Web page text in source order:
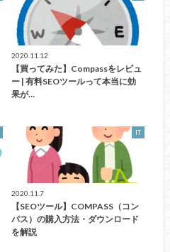
2020.11.12
【買ってみた】Compassをレビュ
ー | 有料SEOツールって本当に効
果が…
IT
2020.11.7
【SEOツール】COMPASS（コン
パス）の購入方法・ダウンロード
を解説